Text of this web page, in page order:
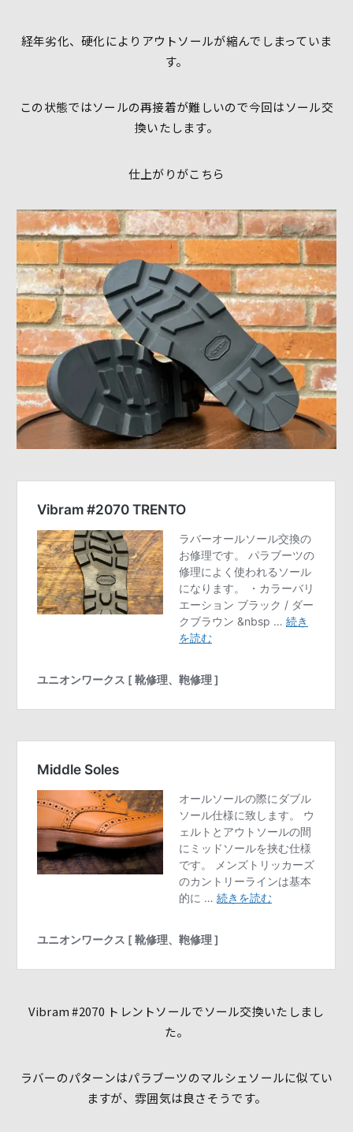
経年劣化、硬化によりアウトソールが縮んでしまっていま
す。
この状態ではソールの再接着が難しいので今回はソール交
換いたします。
仕上がりがこちら
Vibram #2070 トレントソールでソール交換いたしまし
た。
ラバーのパターンはパラブーツのマルシェソールに似てい
ますが、雰囲気は良さそうです。